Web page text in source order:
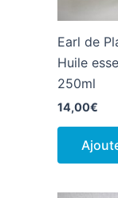
Earl de
Huile
250ml
14,00€